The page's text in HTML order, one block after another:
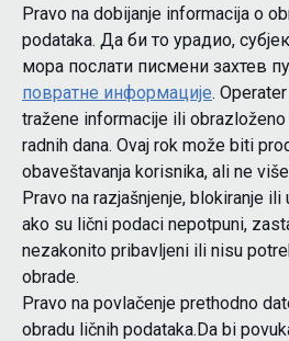
Pravo na dobijanje informacija o
podataka. Да би то урадио,
мора послати писмени захтев
повратне информације.
tražene informacije ili
radnih dana. Ovaj rok može biti
obaveštavanja korisnika, ali ne
Pravo na razjašnjenje, blokiranje ili
ako su lični podaci nepotpuni,
nezakonito pribavljeni ili nisu
obrade.
Pravo na povlačenje prethodno
obradu ličnih podataka.Da bi